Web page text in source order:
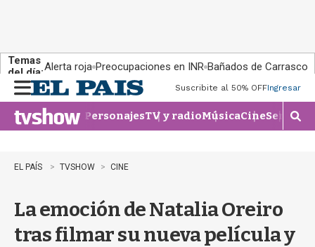
Temas
del día:Alerta roja Preocupaciones en INR Bañados de Carrasco
n
u
Suscribite al 50% OFFIngresar
PersonajesTV y radioMúsicaCineSeries
M
o
�
EL PAÍS TVSHOW CINE
La emoción de Natalia Oreiro
tras filmar su nueva película y